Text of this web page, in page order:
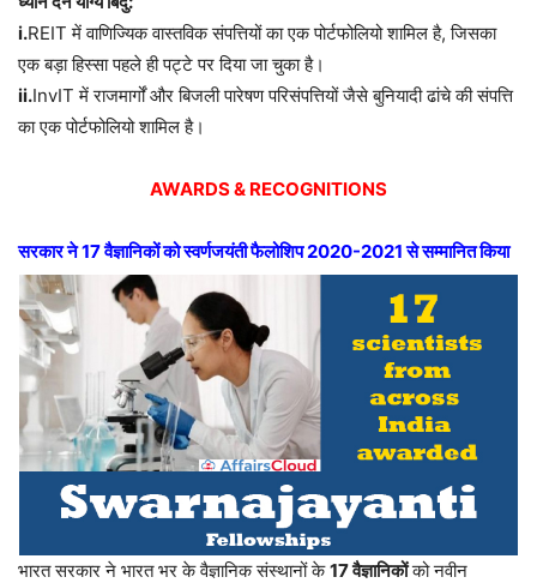
i.REIT में वाणिज्यिक वास्तविक संपत्तियों का एक पोर्टफोलियो शामिल है, जिसका
एक बड़ा हिस्सा पहले ही पट्टे पर दिया जा चुका है।
ii.InvIT में राजमार्गों और बिजली पारेषण परिसंपत्तियों जैसे बुनियादी ढांचे की संपत्ति
का एक पोर्टफोलियो शामिल है।
AWARDS & RECOGNITIONS
सरकार ने 17 वैज्ञानिकों को स्वर्णजयंती फैलोशिप 2020-2021 से सम्मानित किया
भारत सरकार ने भारत भर के वैज्ञानिक संस्थानों के17 वैज्ञानिकोंको नवीन